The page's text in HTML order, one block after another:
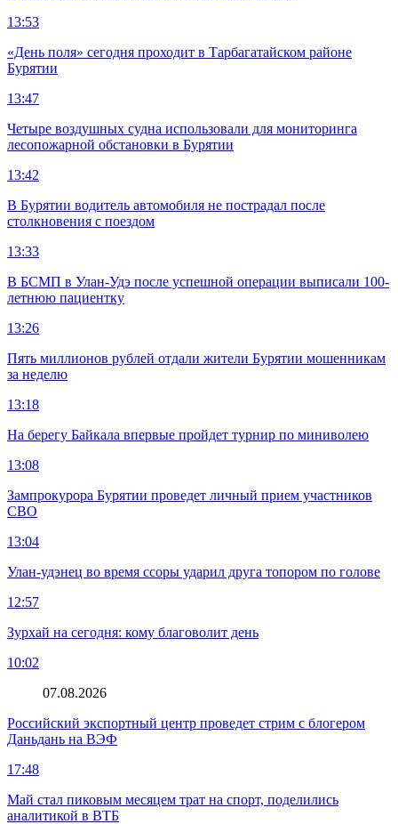
13:53
«День поля» сегодня проходит в Тарбагатайском районе
Бурятии
13:47
Четыре воздушных судна использовали для мониторинга
лесопожарной обстановки в Бурятии
13:42
В Бурятии водитель автомобиля не пострадал после
столкновения с поездом
13:33
В БСМП в Улан-Удэ после успешной операции выписали 100-
летнюю пациентку
13:26
Пять миллионов рублей отдали жители Бурятии мошенникам
за неделю
13:18
На берегу Байкала впервые пройдет турнир по миниволею
13:08
Зампрокурора Бурятии проведет личный прием участников
СВО
13:04
Улан-удэнец во время ссоры ударил друга топором по голове
12:57
Зурхай на сегодня: кому благоволит день
10:02
07.08.2026
Российский экспортный центр проведет стрим с блогером
Даньдань на ВЭФ
17:48
Май стал пиковым месяцем трат на спорт, поделились
аналитикой в ВТБ